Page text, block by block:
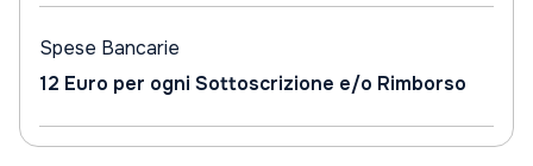
Spese Bancarie
12 Euro per ogni Sottoscrizione e/o Rimborso